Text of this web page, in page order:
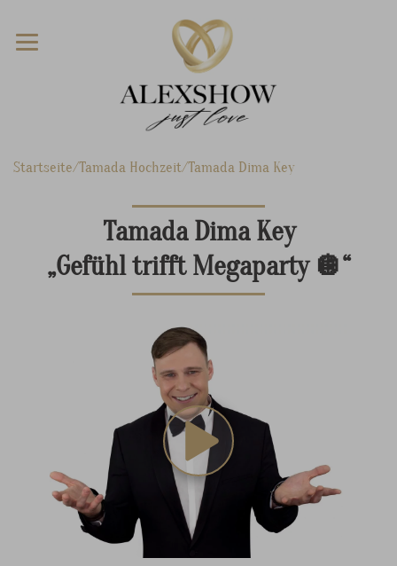
Startseite Tamada Hochzeit Tamada Dima Key
Tamada Dima Key
„Gefühl trifft Megaparty 🪩“